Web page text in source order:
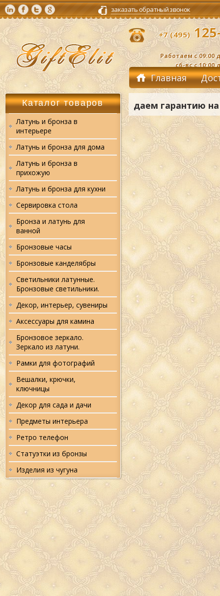
заказать обратный звонок
+7 (495)
Работаем с 09:00
сб-вс с 10:00
Главная
Каталог товаров
Латунь и бронза в
интерьере
Латунь и бронза для дома
Латунь и бронза в
прихожую
Латунь и бронза для кухни
Сервировка стола
Бронза и латунь для
ванной
Бронзовые часы
Бронзовые канделябры
Светильники латунные.
Бронзовые светильники.
Декор, интерьер, сувениры
Аксессуары для камина
Бронзовое зеркало.
Зеркало из латуни.
Рамки для фотографий
Вешалки, крючки,
ключницы
Декор для сада и дачи
Предметы интерьера
Ретро телефон
Статуэтки из бронзы
Изделия из чугуна
даем гарантию